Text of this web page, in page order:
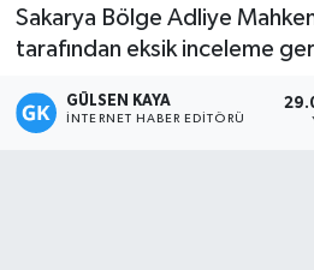
Sakarya Bölge Adliye
tarafından eksik inceleme
GÜLSEN KAYA
İNTERNET HABER EDITÖRÜ
Mersin
Mersin Tarihi